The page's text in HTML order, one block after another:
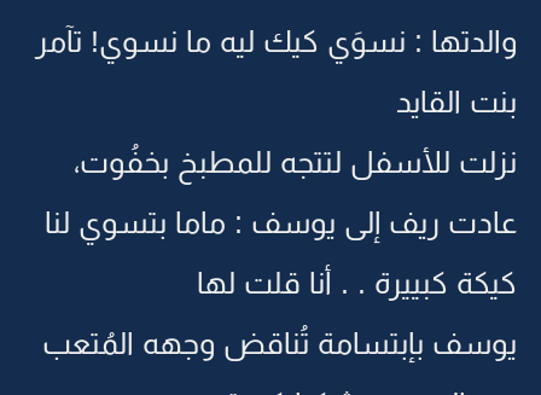
والدتها : نسوَي كيك ليه ما نسوي! تآمر
بنت القايد
نزلت للأسفل لتتجه للمطبخ بخفُوت،
عادت ريف إلى يوسف : ماما بتسوي لنا
كيكة كبييرة . . أنا قلت لها
يوسف بإبتسامة تُناقض وجهه المُتعب